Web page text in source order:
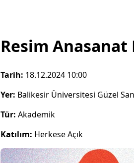
Resim Anasanat
Tarih: 18.12.2024 10:00
Yer: Balikesir Üniversitesi Güzel
Tür: Akademik
Katılım: Herkese Açık